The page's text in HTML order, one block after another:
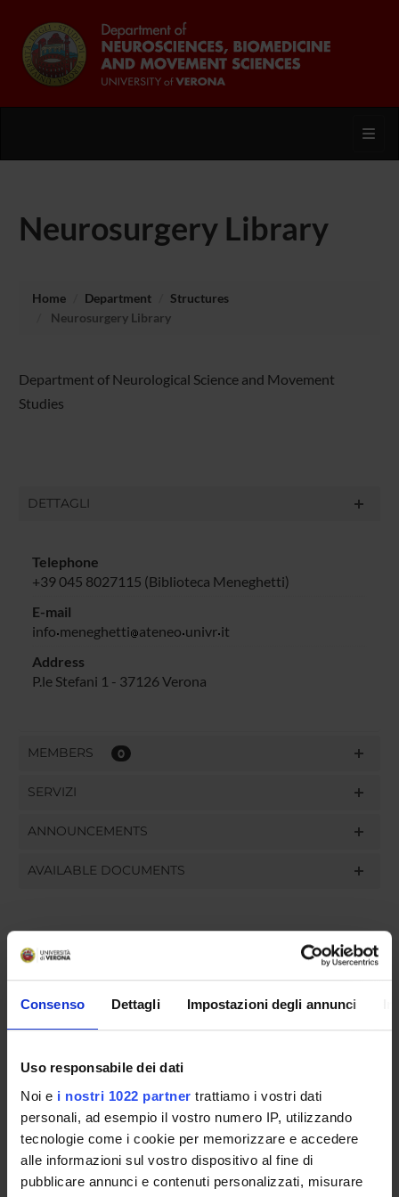
Consenso Dettagli Impostazioni degli annunci
Uso responsabile dei dati
Noi e i nostri 1022 partner trattiamo i vostri dati
personali, ad esempio il vostro numero IP, utilizzando
tecnologie come i cookie per memorizzare e accedere
alle informazioni sul vostro dispositivo al fine di
pubblicare annunci e contenuti personalizzati, misurare
Neurosurgery Library
Home Department
Structures
Neurosurgery Library
Department of Neurological Science and Movement
Studies
DETTAGLI
Telephone
+39 045 8027115 (Biblioteca Meneghetti)
E-mail
info meneghetti ateneo univr it
Address
P.le Stefani 1 - 37126 Verona
MEMBERS 0
SERVIZI
ANNOUNCEMENTS
AVAILABLE DOCUMENTS
PLACES OF INTEREST